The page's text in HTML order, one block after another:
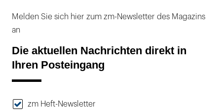
Melden Sie sich hier zum zm-Newsletter des Magazins
an
Die aktuellen Nachrichten direkt in
Ihren Posteingang
zm Heft-Newsletter